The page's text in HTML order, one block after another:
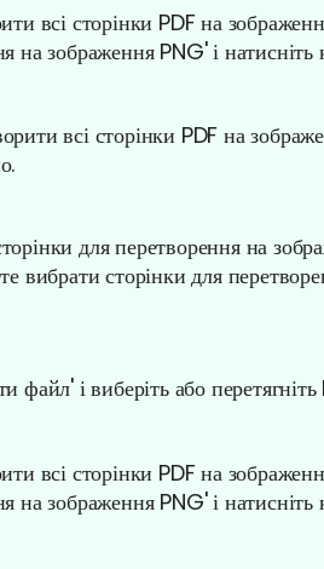
всі сторінки PDF на
на зображення PNG' і натисніть
всі сторінки PDF на
для перетворення на
вибрати сторінки для
файл' і виберіть або
всі сторінки PDF на
на зображення PNG' і натисніть